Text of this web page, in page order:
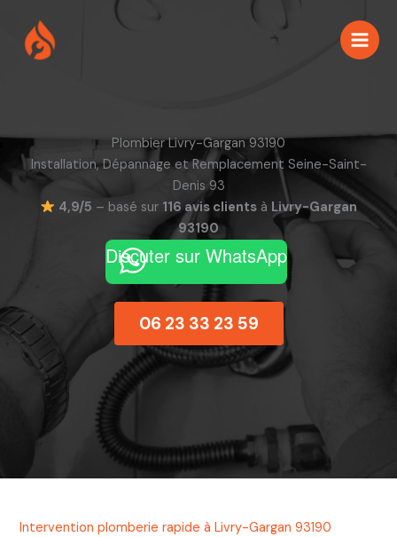
contenu
Plombier Livry-Gargan 93190
Installation, Dépannage et Remplacement Seine-Saint-
Denis 93
4,9/5 – basé sur 116 avis clientsà Livry-Gargan
93190
Discuter sur WhatsApp
06 23 33 23 59
Intervention plomberie rapide à Livry-Gargan 93190